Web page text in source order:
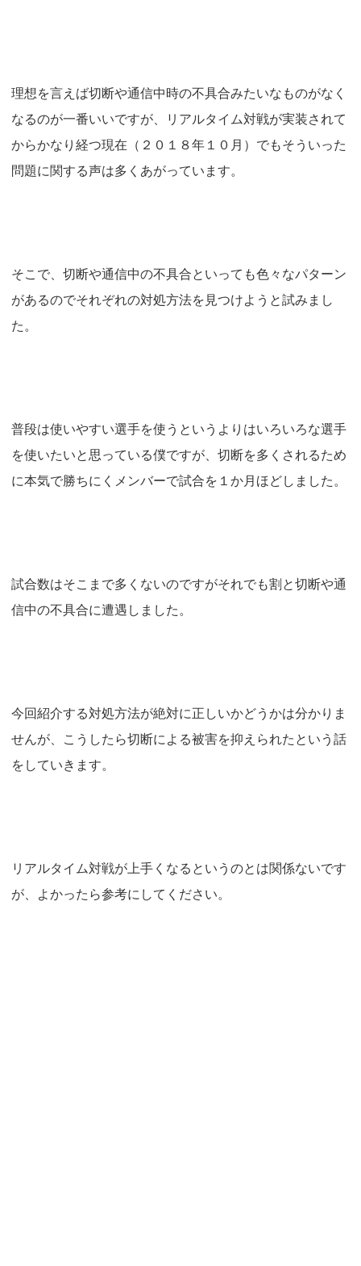
理想を言えば切断や通信中時の不具合みたいなものがなく
なるのが一番いいですが、リアルタイム対戦が実装されて
からかなり経つ現在（２０１８年１０月）でもそういった
問題に関する声は多くあがっています。
そこで、切断や通信中の不具合といっても色々なパターン
があるのでそれぞれの対処方法を見つけようと試みまし
た。
普段は使いやすい選手を使うというよりはいろいろな選手
を使いたいと思っている僕ですが、切断を多くされるため
に本気で勝ちにくメンバーで試合を１か月ほどしました。
試合数はそこまで多くないのですがそれでも割と切断や通
信中の不具合に遭遇しました。
今回紹介する対処方法が絶対に正しいかどうかは分かりま
せんが、こうしたら切断による被害を抑えられたという話
をしていきます。
リアルタイム対戦が上手くなるというのとは関係ないです
が、よかったら参考にしてください。